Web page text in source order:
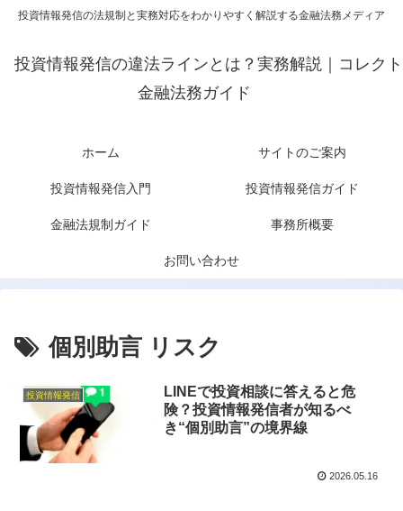
投資情報発信の法規制と実務対応をわかりやすく解説する金融法務メディア
投資情報発信の違法ラインとは？実務解説｜コレクト
金融法務ガイド
ホーム サイトのご案内
投資情報発信入門 投資情報発信ガイド
金融法規制ガイド 事務所概要
お問い合わせ
個別助言 リスク
投資情報発信
LINEで投資相談に答えると危
険？投資情報発信者が知るべ
き“個別助言”の境界線
2026.05.16